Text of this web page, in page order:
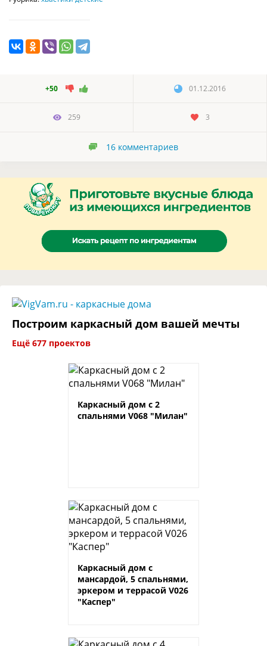
+50 01.12.2016
259 3
16 комментариев
Построим каркасный дом вашей мечты
Ещё 677 проектов
Каркасный дом с 2
спальнями V068 "Милан"
Каркасный дом с
мансардой, 5 спальнями,
эркером и террасой V026
"Каспер"